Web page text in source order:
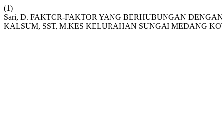
(1)
Sari, D. FAKTOR-FAKTOR YANG BERHUBUNGAN
KALSUM, SST, M.KES KELURAHAN SUNGAI MEDANG